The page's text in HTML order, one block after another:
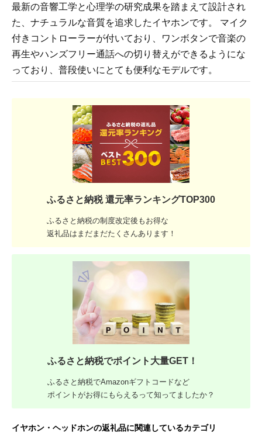
最新の音響工学と心理学の研究成果を踏まえて設計され
た、ナチュラルな音質を追求したイヤホンです。 マイク
付きコントローラーが付いており、ワンボタンで音楽の
再生やハンズフリー通話への切り替えができるようにな
っており、普段使いにとても便利なモデルです。
ふるさと納税 還元率ランキングTOP300
ふるさと納税の制度改定後もお得な
返礼品はまだまだたくさんあります！
ふるさと納税でポイント大量GET！
ふるさと納税でAmazonギフトコードなど
ポイントがお得にもらえるって知ってましたか？
イヤホン・ヘッドホンの返礼品に関連しているカテゴリ